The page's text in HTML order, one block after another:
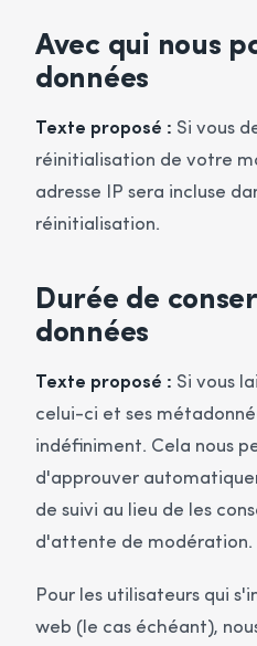
Avec qui nous
données
Texte proposé : Si vous
réinitialisation de votre
adresse IP sera incluse
réinitialisation.
Durée de
données
Texte proposé : Si vous
celui-ci et ses
indéfiniment. Cela nous
d'approuver
de suivi au lieu de les
d'attente de modération.
Pour les utilisateurs qui
web (le cas échéant),